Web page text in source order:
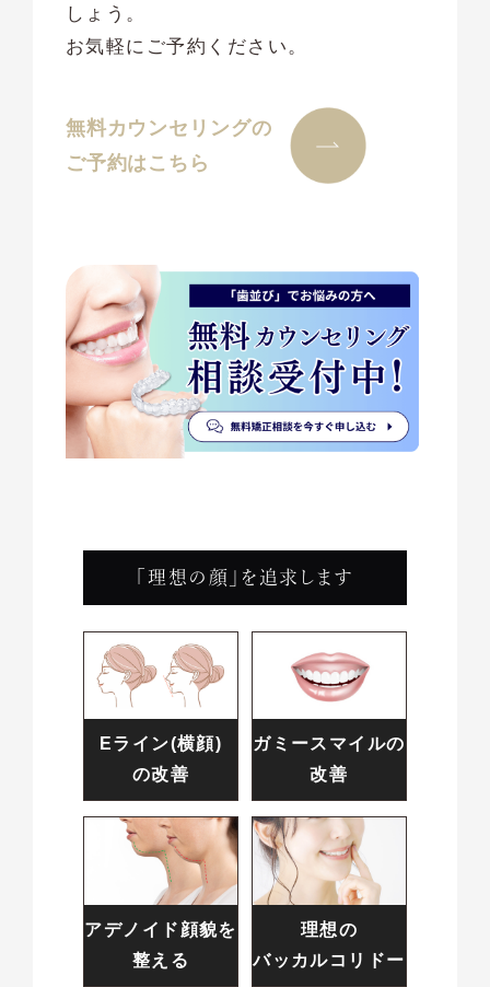
しょう。
お気軽にご予約ください。
無料カウンセリングの
ご予約はこちら
「理想の顔」を追求します
Eライン(横顔)
の改善
ガミースマイルの
改善
アデノイド顔貌を
整える
理想の
バッカルコリドー